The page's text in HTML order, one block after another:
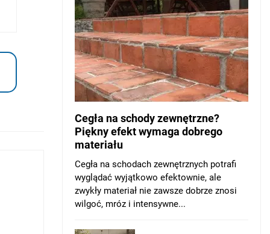
Cegła na schody zewnętrzne?
Piękny efekt wymaga dobrego
materiału
Cegła na schodach zewnętrznych potrafi
wyglądać wyjątkowo efektownie, ale
zwykły materiał nie zawsze dobrze znosi
wilgoć, mróz i intensywne...